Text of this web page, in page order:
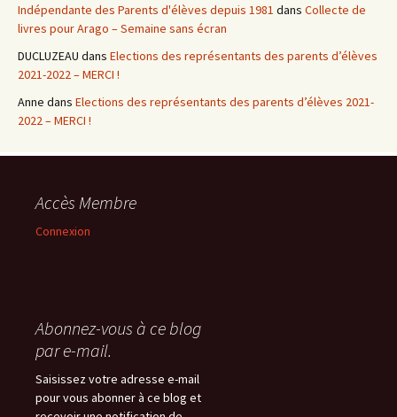
Indépendante des Parents d'élèves depuis 1981 dans Collecte de
livres pour Arago – Semaine sans écran
DUCLUZEAU dans Elections des représentants des parents d’élèves
2021-2022 – MERCI !
Anne dans Elections des représentants des parents d’élèves 2021-
2022 – MERCI !
Accès Membre
Connexion
Abonnez-vous à ce blog
par e-mail.
Saisissez votre adresse e-mail
pour vous abonner à ce blog et